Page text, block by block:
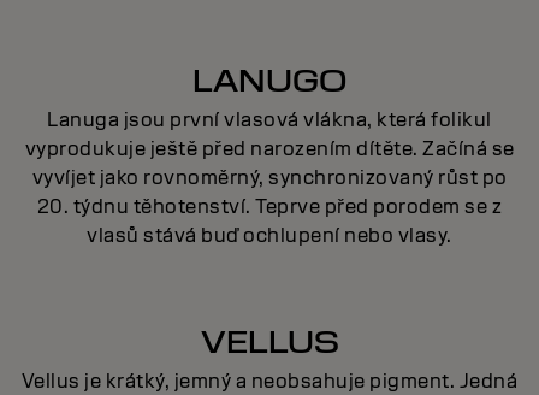
LANUGO
Lanuga jsou první vlasová vlákna, která folikul
vyprodukuje ještě před narozením dítěte. Začíná se
vyvíjet jako rovnoměrný, synchronizovaný růst po
20. týdnu těhotenství. Teprve před porodem se z
vlasů stává buď ochlupení nebo vlasy.
VELLUS
Vellus je krátký, jemný a neobsahuje pigment. Jedná